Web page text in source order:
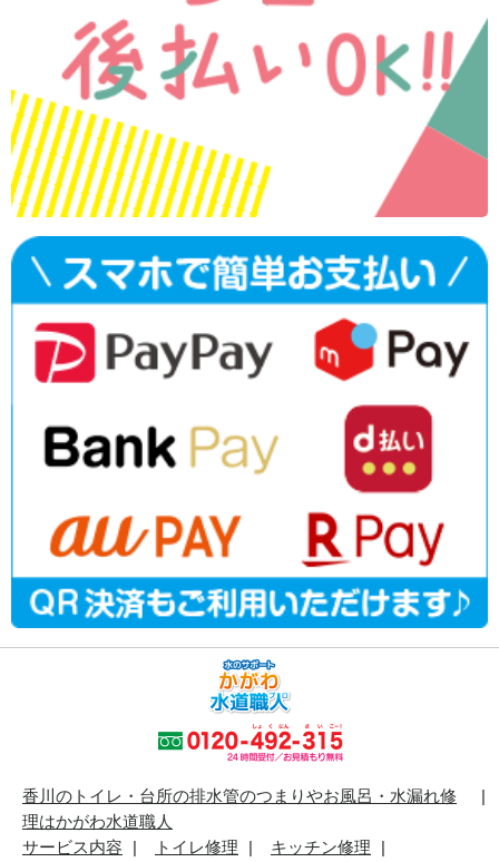
香川のトイレ・台所の排水管のつまりやお風呂・水漏れ修
理はかがわ水道職人
サービス内容
トイレ修理
キッチン修理